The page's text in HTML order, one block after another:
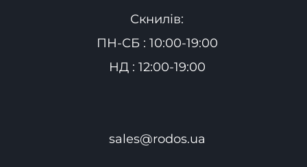
Скнилів:
ПН-СБ : 10:00-19:00
НД : 12:00-19:00
sales@rodos.ua